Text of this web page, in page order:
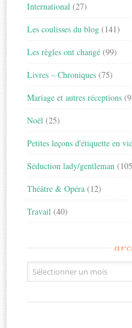
International (27)
Les coulisses du blog (141)
Les règles ont changé (99)
Livres – Chroniques (75)
Mariage et autres réceptions
Noël (25)
Petites leçons d'étiquette en
Séduction lady/gentleman
Théâtre & Opéra (12)
Travail (40)
Archives